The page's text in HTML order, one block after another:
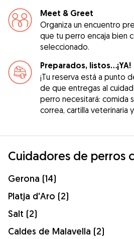
Meet & Greet
Organiza un encuentro
que tu perro encaja bien
seleccionado.
Preparados, listos...¡YA!
¡Tu reserva está a punto
de que entregas al
perro necesitará: comida
correa, cartilla veterinaria
Cuidadores de perros
Gerona (14)
Platja d'Aro (2)
Salt (2)
Caldes de Malavella (2)